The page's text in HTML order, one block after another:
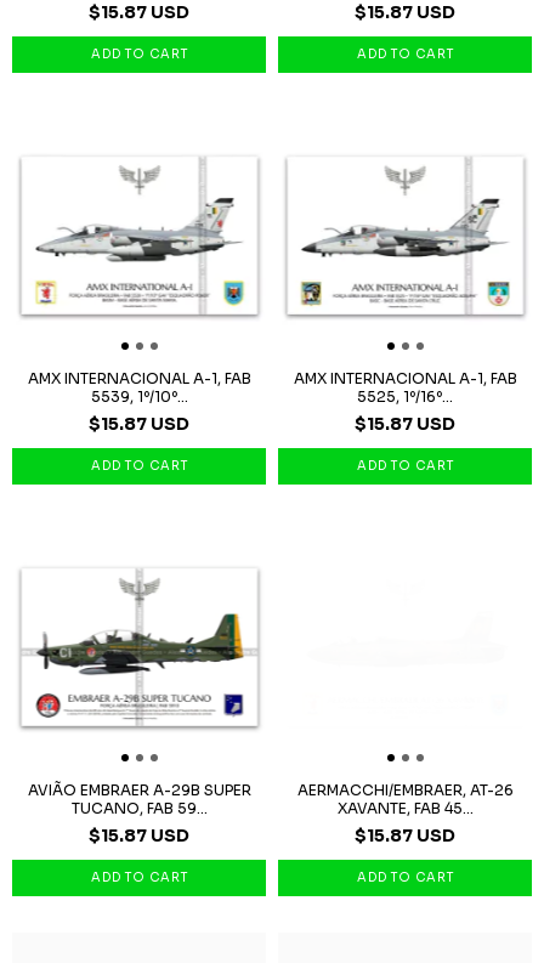
$15.87 USD $15.87 USD
AMX INTERNACIONAL A-1, FAB
5539, 1º/10º...
$15.87 USD
AMX INTERNACIONAL A-1, FAB
5525, 1º/16º...
$15.87 USD
AVIÃO EMBRAER A-29B SUPER
TUCANO, FAB 59...
$15.87 USD
AERMACCHI/EMBRAER, AT-26
XAVANTE, FAB 45...
$15.87 USD